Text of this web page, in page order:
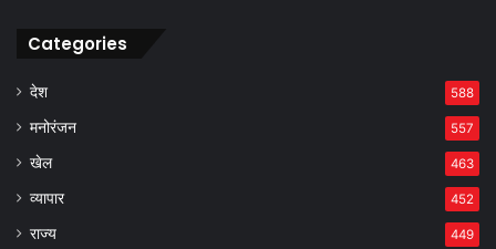
Categories
देश 588
मनोरंजन 557
खेल 463
व्यापार 452
राज्य 449